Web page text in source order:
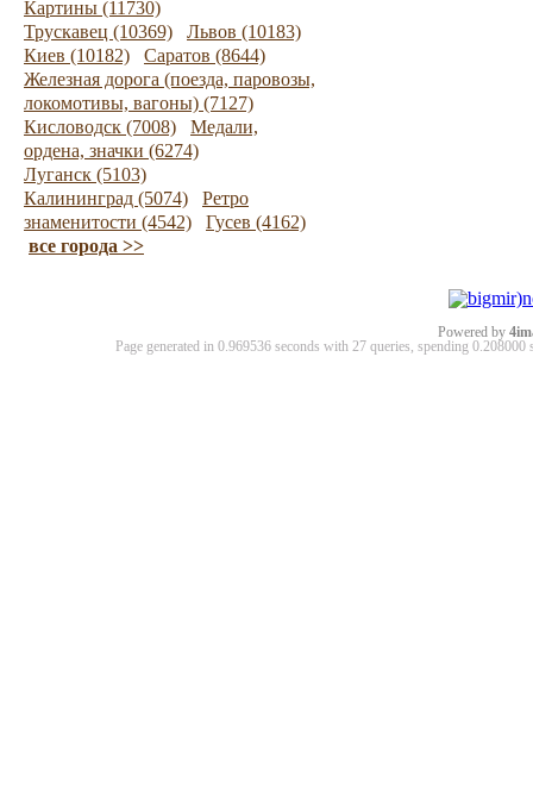
Картины (11730)
Трускавец (10369)
Львов (10183)
Киев (10182)
Саратов (8644)
Железная дорога (поезда, паровозы,
локомотивы, вагоны) (7127)
Кисловодск (7008)
Медали,
ордена, значки (6274)
Луганск (5103)
Калининград (5074)
Ретро
знаменитости (4542)
Гусев (4162)
все города >>
Powered by
Page generated in 0.969536 seconds with 27 queries, spending